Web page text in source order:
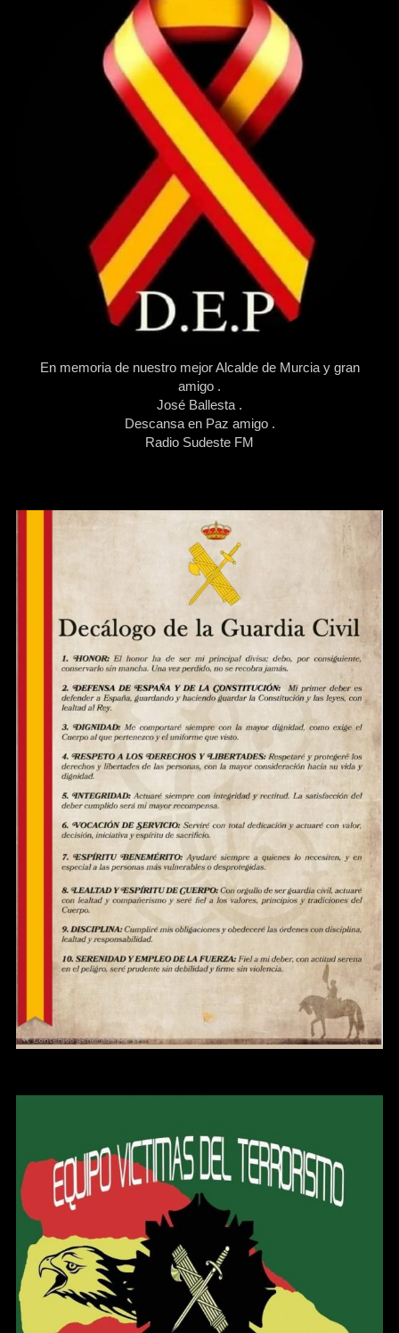
En memoria de nuestro mejor Alcalde de Murcia y gran
amigo .
José Ballesta .
Descansa en Paz amigo .
Radio Sudeste FM